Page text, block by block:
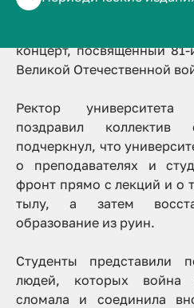
В Волгоградском
концерт, посвящённый
Великой Отечественной
Ректор
поздравил
подчеркнул, что
о преподавателях и
фронт прямо с лекций и о
тылу, а затем
образование из руин.
Студенты представили
людей, которых война
сломала и соединила